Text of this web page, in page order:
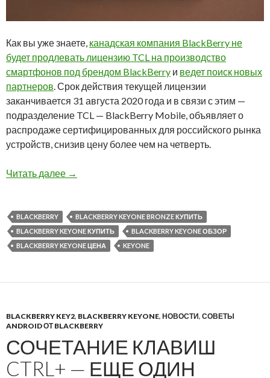
Как вы уже знаете, канадская компания BlackBerry не
будет продлевать лицензию TCL на производство
смартфонов под брендом BlackBerry и ведет поиск новых
партнеров. Срок действия текущей лицензии
заканчивается 31 августа 2020 года и в связи с этим —
подразделение TCL — BlackBerry Mobile, объявляет о
распродаже сертифицированных для российского рынка
устройств, снизив цену более чем на четверть.
Читать далее Распродажа BlackBerry KEYone с
→
BLACKBERRY
BLACKBERRY KEYONE BRONZE КУПИТЬ
BLACKBERRY KEYONE КУПИТЬ
BLACKBERRY KEYONE ОБЗОР
BLACKBERRY KEYONE ЦЕНА
KEYONE
BLACKBERRY KEY2, BLACKBERRY KEYONE, НОВОСТИ, СОВЕТЫ
ANDROID ОТ BLACKBERRY
СОЧЕТАНИЕ КЛАВИШ
CTRL+ — ЕЩЕ ОДИН